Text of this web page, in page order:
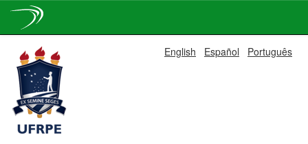
navigation
English Español Português